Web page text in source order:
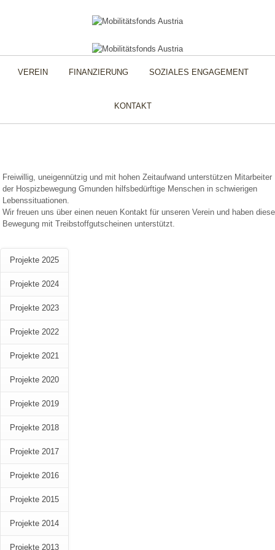
VEREIN FINANZIERUNG SOZIALES ENGAGEMENT
KONTAKT
Freiwillig, uneigennützig und mit hohen Zeitaufwand unterstützen Mitarbeiter
der Hospizbewegung Gmunden hilfsbedürftige Menschen in schwierigen
Lebenssituationen.
Wir freuen uns über einen neuen Kontakt für unseren Verein und haben diese
Bewegung mit Treibstoffgutscheinen unterstützt.
Projekte 2025
Projekte 2024
Projekte 2023
Projekte 2022
Projekte 2021
Projekte 2020
Projekte 2019
Projekte 2018
Projekte 2017
Projekte 2016
Projekte 2015
Projekte 2014
Projekte 2013